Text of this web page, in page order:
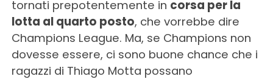
tornati prepotentemente in corsa per la
lotta al quarto posto, che vorrebbe dire
Champions League. Ma, se Champions non
dovesse essere, ci sono buone chance che i
ragazzi di Thiago Motta possano